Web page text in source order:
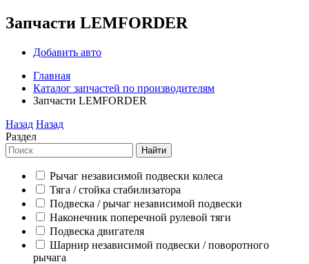
Запчасти LEMFORDER
Добавить авто
Главная
Каталог запчастей по производителям
Запчасти LEMFORDER
Назад Назад
Раздел
Найти
Рычаг независимой подвески колеса
Тяга / стойка стабилизатора
Подвеска / рычаг независимой подвески
Наконечник поперечной рулевой тяги
Подвеска двигателя
Шарнир независимой подвески / поворотного
рычага